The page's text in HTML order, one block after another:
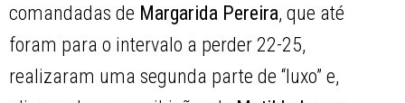
comandadas de Margarida Pereira, que até
foram para o intervalo a perder 22-25,
realizaram uma segunda parte de “luxo” e,